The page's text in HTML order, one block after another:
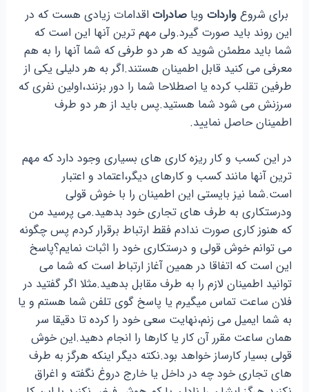
برای شروعواردات ویاصادرات اقدامات زیادی هست که در
این روند باید صورت گیرد.ولی مهم ترین آنها این است که
شما باید مطمئن شوید که هر دو طرفی که شما آنها را به هم
معرفی می کنید قابل اطمینان هستند.اگر به هر دلیلی یکی از
طرفین تقلب کرده یا اصطلاحا شما را دور بزنند،اولین نفری که
سرزنش می شود شما هستید.پس باید از هر دو طرف
اطمینان حاصل نمایید.
در این کسب و کار ریزه کاری های بسیاری وجود دارد که مهم
ترین آنها مانند کسب و کارهای دیگر،اعتماد و اعتبار
است.شما نیز بایستی این اطمینان را با خوش قولی
ودرستکاری به طرف های تجاری خود بدهید.می پرسید من
که هنوز کاری صورت ندادم فقط ارتباط برقرار کردم پس چگونه
می توانم خوش قولی و درستکاری خود را اثبات نمایم؟پاسخ
این است که اتفاقا در همین آغاز ارتباط است که شما می
توانید اطمینان لازم را به طرف مقابل بدهید.مثلا اگر گفتید در
فلان ساعت تماس میگیرم یا پاسخ گوی تلفن شما هستم و یا
به شما ایمیل می زنم،نهایت سعی خود را کرده تا دقیقا سر
همان ساعت مقرر آن کار یا کارها را انجام دهید.این خوش
قولی بسیار کارساز خواهد بود.نکته دیگر اینکه هرگز به طرف
های تجاری خود چه در داخل یا خارج دروغ نگفته و اغراق